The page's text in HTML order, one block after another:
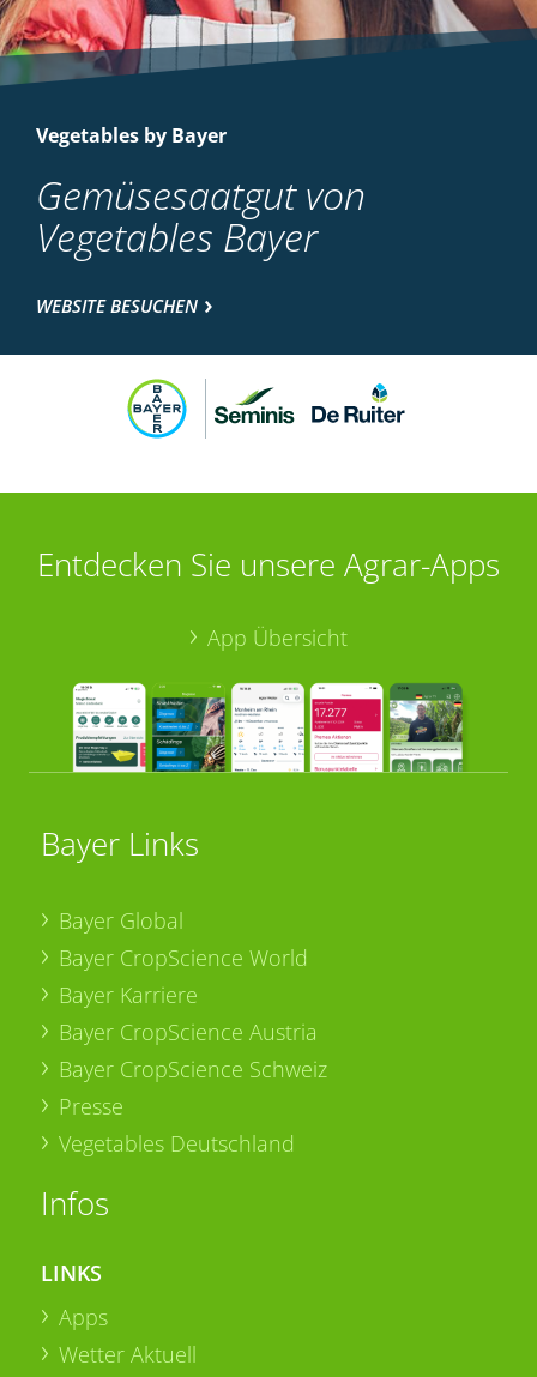
Vegetables by Bayer
Gemüsesaatgut von
Vegetables Bayer
WEBSITE BESUCHEN
Entdecken Sie unsere Agrar-Apps
App Übersicht
Bayer Links
Bayer Global
Bayer CropScience World
Bayer Karriere
Bayer CropScience Austria
Bayer CropScience Schweiz
Presse
Vegetables Deutschland
Infos
LINKS
Apps
Wetter Aktuell